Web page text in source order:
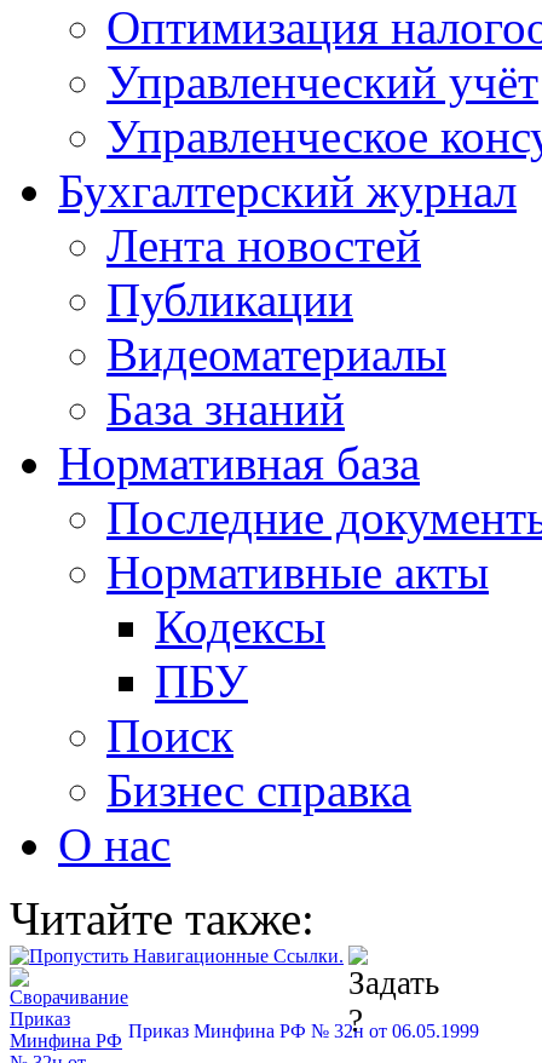
Оптимизация
Управленческий учёт
Управленческое
Бухгалтерский журнал
Лента новостей
Публикации
Видеоматериалы
База знаний
Нормативная база
Последние
Нормативные акты
Кодексы
ПБУ
Поиск
Бизнес справка
О нас
Читайте также:
Приказ Минфина РФ № 32н от 06.05.1999